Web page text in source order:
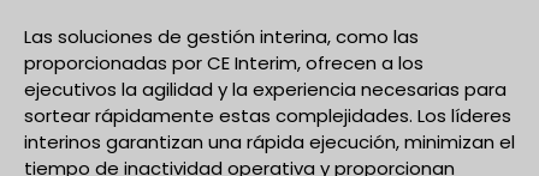
Las soluciones de gestión interina, como las
proporcionadas por CE Interim, ofrecen a los
ejecutivos la agilidad y la experiencia necesarias para
sortear rápidamente estas complejidades. Los líderes
interinos garantizan una rápida ejecución, minimizan el
tiempo de inactividad operativa y proporcionan